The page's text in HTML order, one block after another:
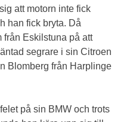
att motorn inte fick
han fick bryta. Då
från Eskilstuna på att
segrare i sin Citroen
Blomberg från Harplinge
på sin BMW och trots